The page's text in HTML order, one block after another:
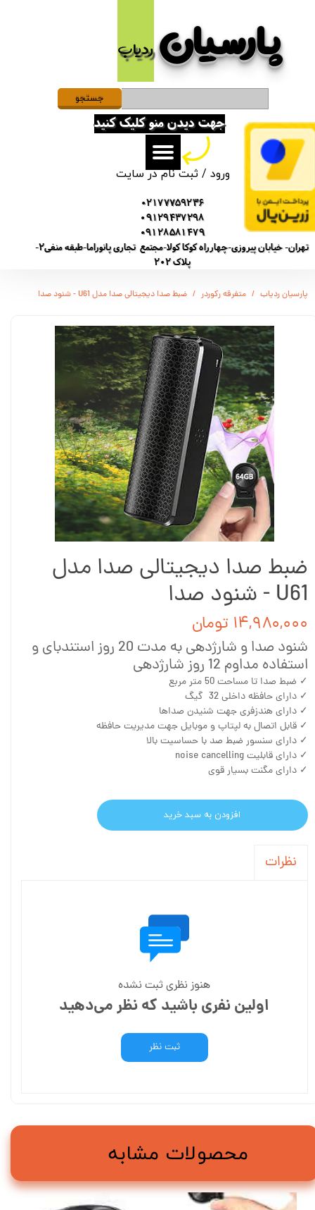
پارسیان​​​​​​​ردیاب
ورود /ثبت نام در سایت
حساب کاربری من
تغییر گذر واژه
سفارشات
خروج از حساب کاربری
02177759236
09129437298
09128581479
تهران- خیابان پیروزی-چهارراه کوکا کولا-مجتمع تجاری پانوراما-طبقه منفی2-
پلاک 202
جهت دیدن منو کلیک کنید
جستجو
پارسیان ردیاب متفرقه رکوردر ضبط صدا دیجیتالی صدا مدل U61 - شنود صدا
ضبط صدا دیجیتالی صدا مدل
U61 - شنود صدا
۱۴,۹۸۰,۰۰۰ تومان
شنود صدا و شارژدهی به مدت 20 روز استندبای و
استفاده مداوم 12 روز شارژدهی
✓ ضبط صدا تا مساحت 50 متر مربع
✓ دارای حافظه داخلی 32 گیگ
✓ دارای هندزفری جهت شنیدن صداها
✓ قابل اتصال به لپتاپ و موبایل جهت مدیریت حافظه
✓ دارای سنسور ضبط صد با حساسیت بالا
✓ دارای قابلیت noise cancelling
✓ دارای مگنت بسیار قوی
افزودن به سبد خرید
نظرات
هنوز نظری ثبت نشده
اولین نفری باشید که نظر می‌دهید
ثبت نظر
محصولات مشابه